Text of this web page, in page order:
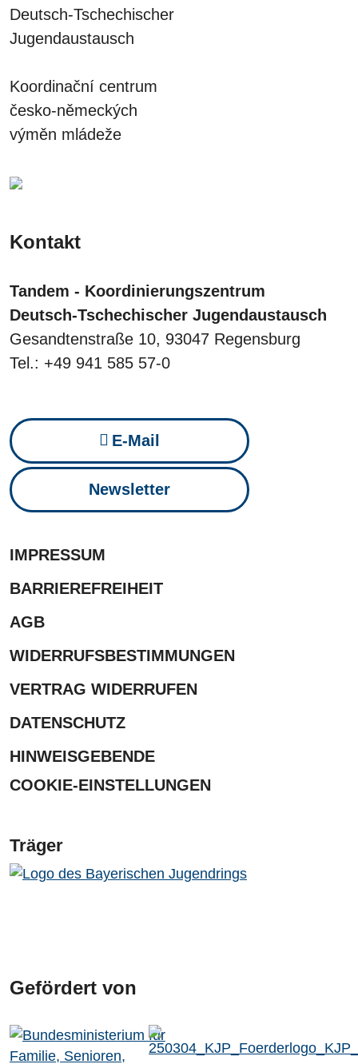
Deutsch-Tschechischer
Jugendaustausch
Koordinační centrum
česko-německých
výměn mládeže
Kontakt
Tandem - Koordinierungszentrum
Deutsch-Tschechischer Jugendaustausch
Gesandtenstraße 10, 93047 Regensburg
Tel.: +49 941 585 57-0
E-Mail
Newsletter
IMPRESSUM
BARRIEREFREIHEIT
AGB
WIDERRUFSBESTIMMUNGEN
VERTRAG WIDERRUFEN
DATENSCHUTZ
HINWEISGEBENDE
COOKIE-EINSTELLUNGEN
Träger
Gefördert von